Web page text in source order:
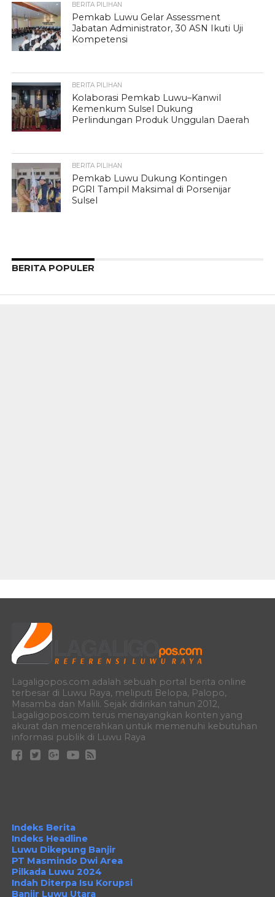
BERITA PILIHAN
Pemkab Luwu Gelar Assessment
Jabatan Administrator, 30 ASN Ikuti Uji
Kompetensi
BERITA PILIHAN
Kolaborasi Pemkab Luwu–Kanwil
Kemenkum Sulsel Dukung
Perlindungan Produk Unggulan Daerah
BERITA PILIHAN
Pemkab Luwu Dukung Kontingen
PGRI Tampil Maksimal di Porsenijar
Sulsel
BERITA POPULER
Lagaligopos.com adalah sebuah portal berita online
terbesar di Luwu Raya, meliputi Belopa, Palopo,
Masamba dan Malili. Sejak didirikan tahun 2012,
Lagaligopos.com terus menayangkan konten yang
akurat dan mencerahkan untuk memenuhi kebutuhan
informasi publik di Luwu Raya
Indeks Berita
Indeks Headline
Luwu Dikepung Banjir
PT Masmindo Dwi Area
Pilkada Luwu 2024
Indah Diterpa Isu Korupsi
Banjir Luwu Utara